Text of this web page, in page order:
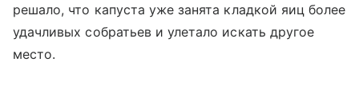
решало, что капуста уже занята кладкой яиц более
удачливых собратьев и улетало искать другое
место.